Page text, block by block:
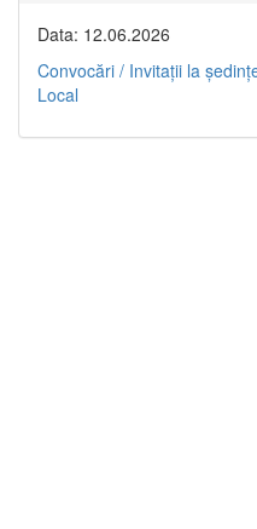
Data: 12.06.2026
Convocări / Invitaţii la
Local